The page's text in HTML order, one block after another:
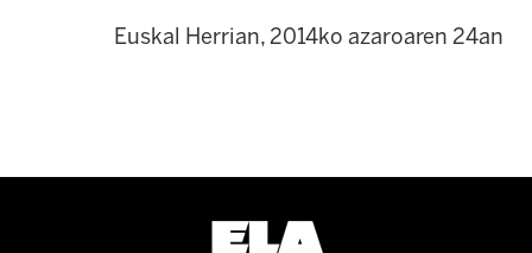
Euskal Herrian, 2014ko azaroaren 24an